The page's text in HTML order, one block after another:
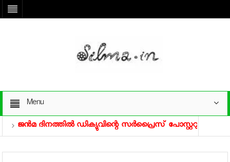
Menu
ജന്‍മ ദിനത്തില്‍ ഡിക്യുവിന്റെ സര്‍പ്രൈസ് പോസ്റ്ററുകള്‍